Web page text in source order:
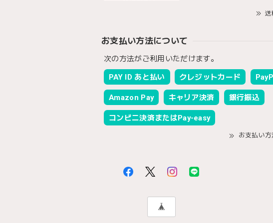
送
お支払い方法について
次の方法がご利用いただけます。
PAY ID あと払い クレジットカード
Amazon Pay キャリア決済 銀行振込
コンビニ決済またはPay-easy
お支払い